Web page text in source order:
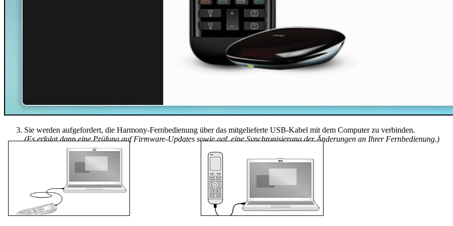
Sie werden aufgefordert, die Harmony-Fernbedienung über das mitgelieferte USB-Kabel mit dem Computer zu verbinden.
(Es erfolgt dann eine Prüfung auf Firmware-Updates sowie ggf. eine Synchronisierung der Änderungen an Ihrer Fernbedienung.)